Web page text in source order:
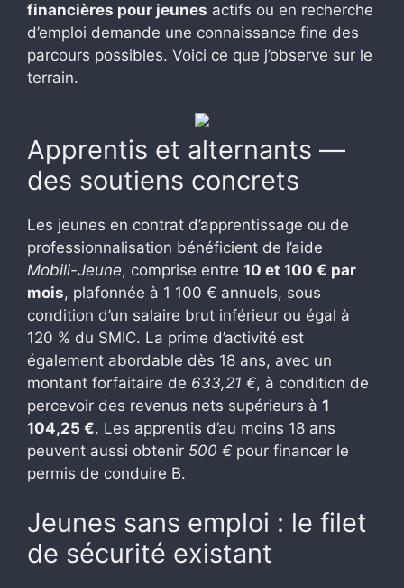
financières pour jeunes actifs ou en recherche
d’emploi demande une connaissance fine des
parcours possibles. Voici ce que j’observe sur le
terrain.
Apprentis et alternants —
des soutiens concrets
Les jeunes en contrat d’apprentissage ou de
professionnalisation bénéficient de l’aide
Mobili-Jeune, comprise entre 10 et 100 € par
mois, plafonnée à 1 100 € annuels, sous
condition d’un salaire brut inférieur ou égal à
120 % du SMIC. La prime d’activité est
également abordable dès 18 ans, avec un
montant forfaitaire de 633,21 €, à condition de
percevoir des revenus nets supérieurs à 1
104,25 €. Les apprentis d’au moins 18 ans
peuvent aussi obtenir 500 €pour financer le
permis de conduire B.
Jeunes sans emploi : le filet
de sécurité existant